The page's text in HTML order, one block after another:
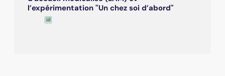
l’expérimentation "Un chez soi d’abord"